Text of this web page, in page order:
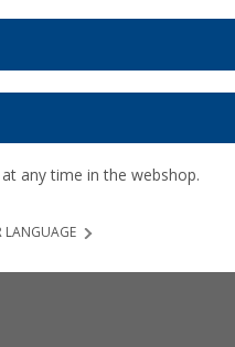
any time in the webshop.
LANGUAGE